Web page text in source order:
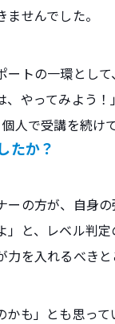
せんでした。
トの一環とし
やってみよう
人で受講を続けて
たか？
の方が、自身
と、レベル判
を入れるべき
も」とも思っ